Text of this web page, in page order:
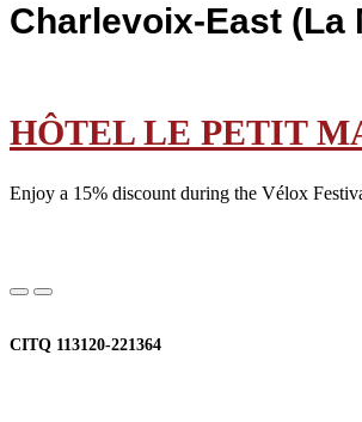
Charlevoix-East (La
HÔTEL LE PETIT
Enjoy a 15% discount during the Vélox
CITQ 113120-221364